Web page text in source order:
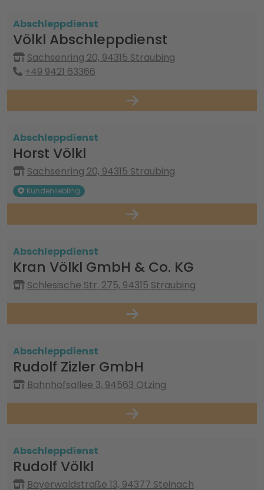
Abschleppdienst
Völkl Abschleppdienst
Sachsenring 20, 94315 Straubing
+49 9421 63366
Abschleppdienst
Horst Völkl
Sachsenring 20, 94315 Straubing
Kundenliebling
Abschleppdienst
Kran Völkl GmbH & Co. KG
Schlesische Str. 275, 94315 Straubing
Abschleppdienst
Rudolf Zizler GmbH
Bahnhofsallee 3, 94563 Otzing
Abschleppdienst
Rudolf Völkl
Bayerwaldstraße 13, 94377 Steinach